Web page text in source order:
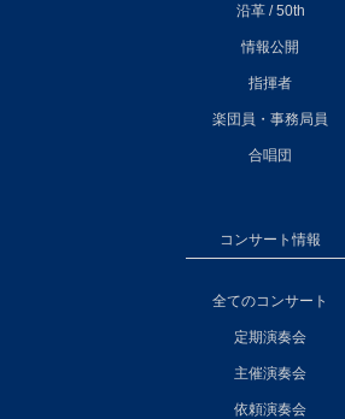
沿革 / 50th
情報公開
指揮者
楽団員・事務局員
合唱団
コンサート情報
全てのコンサート
定期演奏会
主催演奏会
依頼演奏会